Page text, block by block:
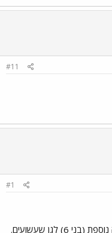
#11
#1
אספתי את האבירים מהגן היום, עם חברה נוספת (בני 6) לגן שעשועים.